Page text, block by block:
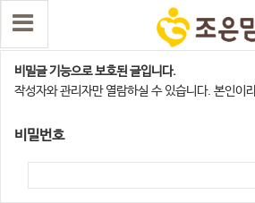
익산,군산지점
비밀글 기능으로 보호된 글입니다.
작성자와 관리자만 열람하실 수 있습니다. 본인이
비밀번호